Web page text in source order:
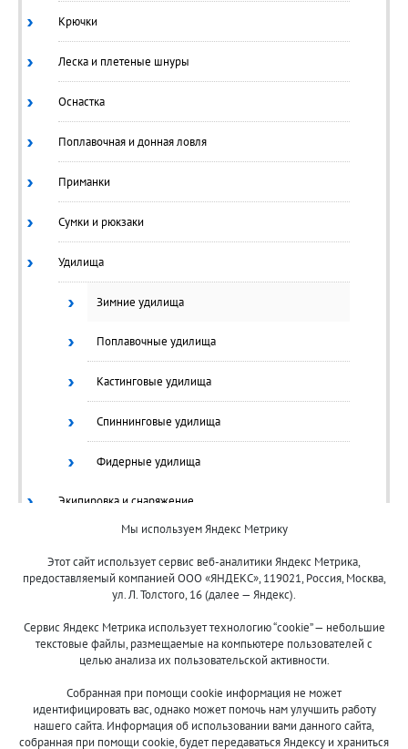
Крючки
Леска и плетеные шнуры
Оснастка
Поплавочная и донная ловля
Приманки
Сумки и рюкзаки
Удилища
Зимние удилища
Поплавочные удилища
Кастинговые удилища
Спиннинговые удилища
Фидерные удилища
Экипировка и снаряжение
© 2013-2024 "Волжские приманки"
8 (800)
500-7844
Мы используем Яндекс Метрику
Этот сайт использует сервис веб-аналитики Яндекс Метрика,
предоставляемый компанией ООО «ЯНДЕКС», 119021, Россия, Москва,
ул. Л. Толстого, 16 (далее — Яндекс).
Сервис Яндекс Метрика использует технологию “cookie” — небольшие
текстовые файлы, размещаемые на компьютере пользователей с
целью анализа их пользовательской активности.
Собранная при помощи cookie информация не может
идентифицировать вас, однако может помочь нам улучшить работу
нашего сайта. Информация об использовании вами данного сайта,
собранная при помощи cookie, будет передаваться Яндексу и храниться